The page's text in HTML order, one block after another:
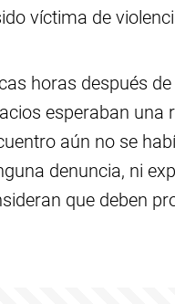
víctima de
horas después
esperaban
aún no se
denuncia, ni
que deben